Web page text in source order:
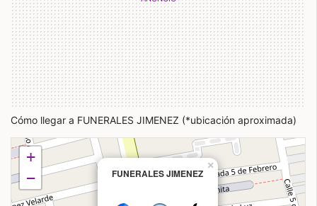
Cómo llegar a FUNERALES JIMENEZ (*ubicación aproximada)
FUNERALES JIMENEZ
×
+
−